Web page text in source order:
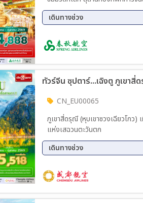
เดินทางช่วง
18 ก.ย. 69 - 21 ก.ย. 69
CN_EU00065
ภูเขาสี่ดรุณี (หุบเขาซวงเฉียวโกว
แห่งเสฉวนตะวันตก
เดินทางช่วง
01 ก.ย. 69 - 05 ก.ย. 69